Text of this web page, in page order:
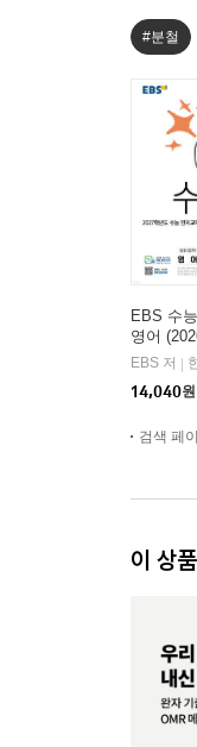
#분철
EBS 수
영어
EBS 저
14,040원
검색 페
이 상